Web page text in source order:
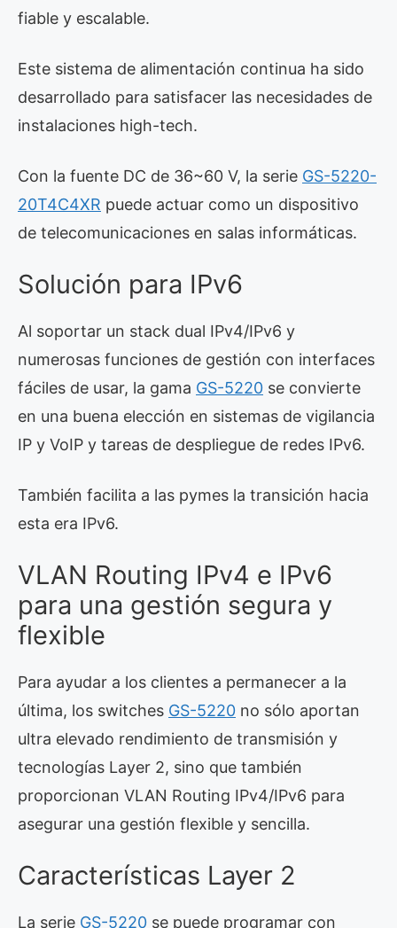
fiable y escalable.
Este sistema de alimentación continua ha sido
desarrollado para satisfacer las necesidades de
instalaciones high-tech.
Con la fuente DC de 36~60 V, la serie GS-5220-
20T4C4XR puede actuar como un dispositivo
de telecomunicaciones en salas informáticas.
Solución para IPv6
Al soportar un stack dual IPv4/IPv6 y
numerosas funciones de gestión con interfaces
fáciles de usar, la gama GS-5220 se convierte
en una buena elección en sistemas de vigilancia
IP y VoIP y tareas de despliegue de redes IPv6.
También facilita a las pymes la transición hacia
esta era IPv6.
VLAN Routing IPv4 e IPv6
para una gestión segura y
flexible
Para ayudar a los clientes a permanecer a la
última, los switches GS-5220 no sólo aportan
ultra elevado rendimiento de transmisión y
tecnologías Layer 2, sino que también
proporcionan VLAN Routing IPv4/IPv6 para
asegurar una gestión flexible y sencilla.
Características Layer 2
La serie GS-5220 se puede programar con